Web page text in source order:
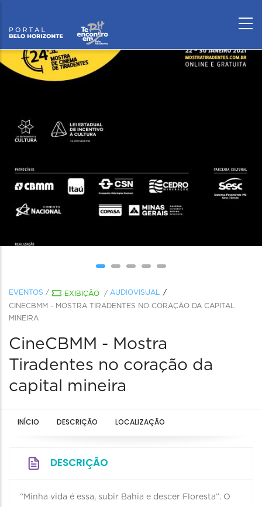
EVENTOS / EXIBIÇÃO / AUDIOVISUAL
CINECBMM - MOSTRA TIRADENTES NO CORAÇÃO DA CAPITAL
MINEIRA
CineCBMM - Mostra
Tiradentes no coração da
capital mineira
INÍCIO DESCRIÇÃO LOCALIZAÇÃO
DESCRIÇÃO
“Minha vida é essa, subir Bahia e descer Floresta”. O